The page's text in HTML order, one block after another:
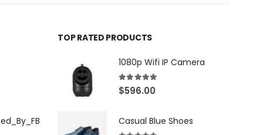
TOP RATED PRODUCTS
1080p Wifi IP Camera
5.00out of 5
$596.00
Casual Blue Shoes